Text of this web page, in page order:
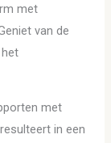
met
van de
met
in een